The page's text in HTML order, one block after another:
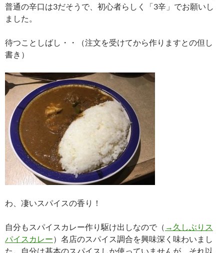
普通の辛口は3だそうで、初心者らしく「3辛」でお願いし
ました。
待つことしばし・・（注文を受けてから作りますとの但し
書き）
わ、凄いスパイスの香り！
自分もスパイスカレー作り駆け出しなので（ →久しぶりス
パイスカレー）名店のスパイス調合を興味深く味わいまし
た。自分は基本のスパイスしか使っていませんが、それ以